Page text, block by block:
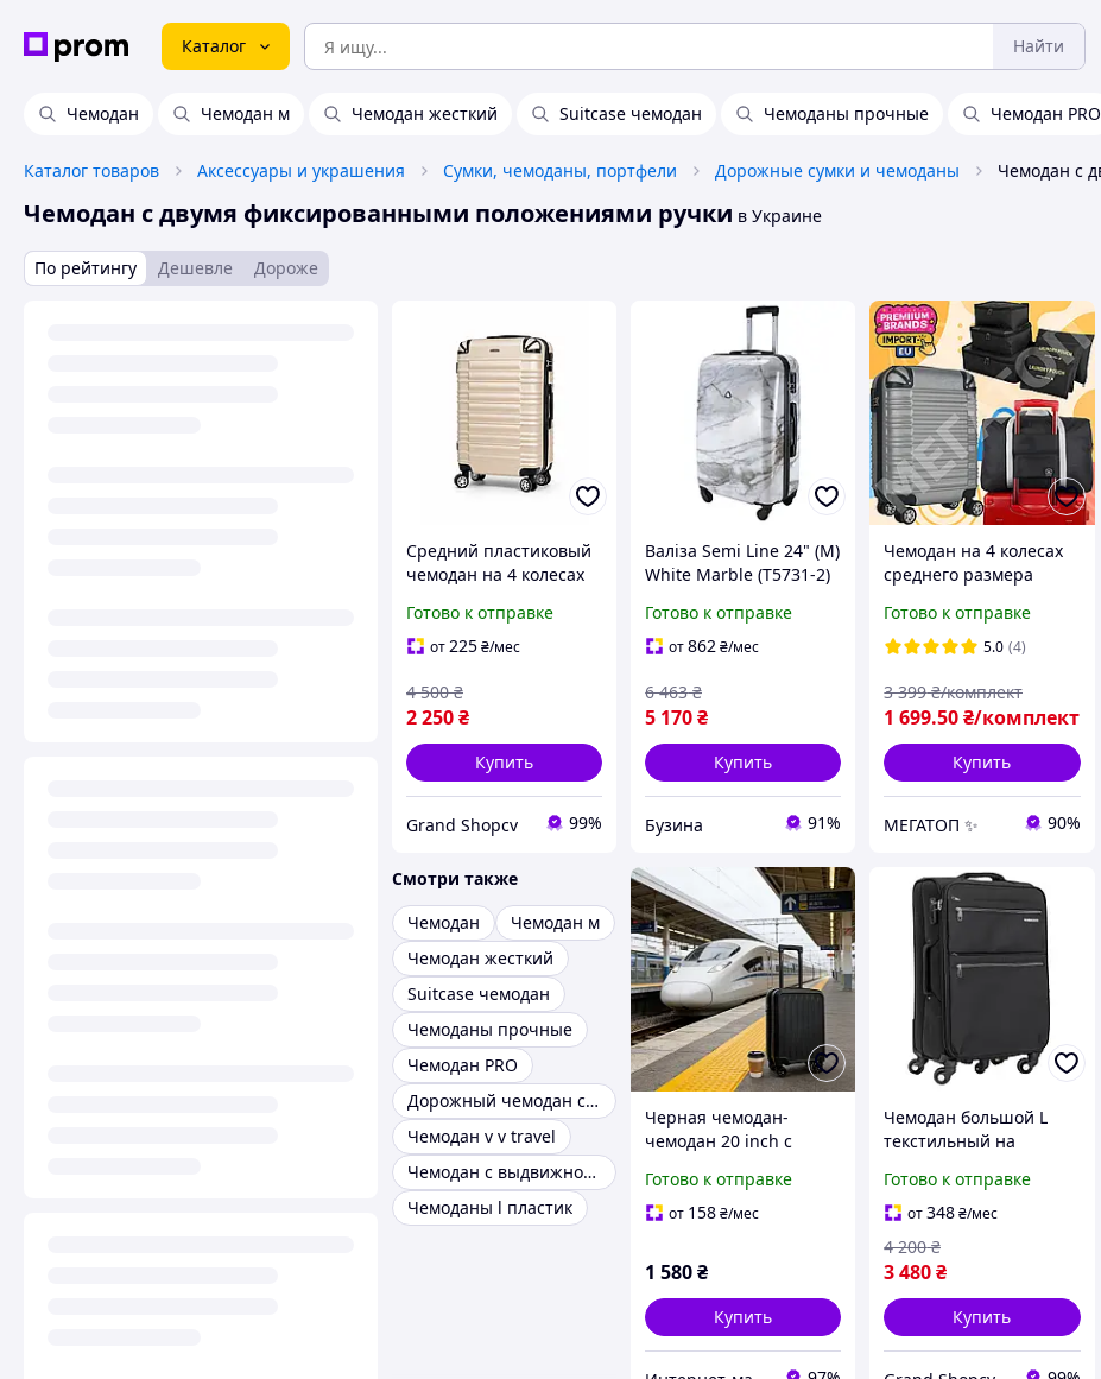
Каталог Найти
Чемодан Чемодан м Чемодан жесткий Suitcase чемодан Чемоданы прочные Чемодан PRO
Каталог товаров Аксессуары и украшения Сумки, чемоданы, портфели Дорожные сумки и чемоданы
Чемодан с двумя фиксированными положениями ручки в Украине
По рейтингу Дешевле Дороже
Средний пластиковый
чемодан на 4 колесах
ручкой и поворотными
на 360° колесами из
66×42×23
Готово к отправке
от225₴/мес
2 250₴
4 500 ₴
Купить
Grand Shopcv 99%
Валіза Semi Line 24" (M)
White Marble (T5731-2)
внутренним карманом
и ручкой на колёсах
Готово к отправке
от862₴/мес
5 170₴
6 463 ₴
Купить
Бузина 91%
Чемодан на 4 колесах
среднего размера
поликарбоната с
выдвижной ручкой
Готово к отправке
5.0 (4)
1 699.50₴/комплект
3 399 ₴/комплект
Купить
МЕГАТОП ✨ 90%
Смотри также
Чемодан
Чемодан м
Чемодан жесткий
Suitcase чемодан
Чемоданы прочные
Чемодан PRO
Дорожный чемодан с прочной ручкой
Чемодан v v travel
Чемодан с выдвижной ручкой и колесами
Чемоданы l пластик
Черная чемодан-
чемодан 20 inch с
телескопическая
ручка, спиннеры,
Готово к отправке
от 158₴/мес
1 580₴
Купить
Чемодан большой L
текстильный на
внешними карманами
и расширением +5см
кодовый замок
тканевый
Готово к отправке
от348₴/мес
3 480₴
4 200 ₴
Купить